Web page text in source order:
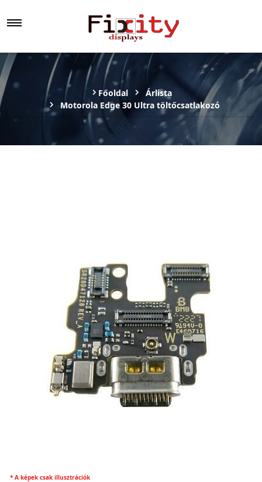
Főoldal
Árlista
Motorola Edge 30 Ultra töltőcsatlakozó
* A képek csak illusztrációk